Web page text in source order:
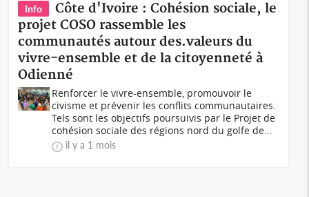
Info
Côte d'Ivoire : Cohésion sociale, le
projet COSO rassemble les
communautés autour des.valeurs du
vivre-ensemble et de la citoyenneté à
Odienné
Renforcer le vivre-ensemble, promouvoir le
civisme et prévenir les conflits communautaires.
Tels sont les objectifs poursuivis par le Projet de
cohésion sociale des régions nord du golfe de...
il y a 1 mois